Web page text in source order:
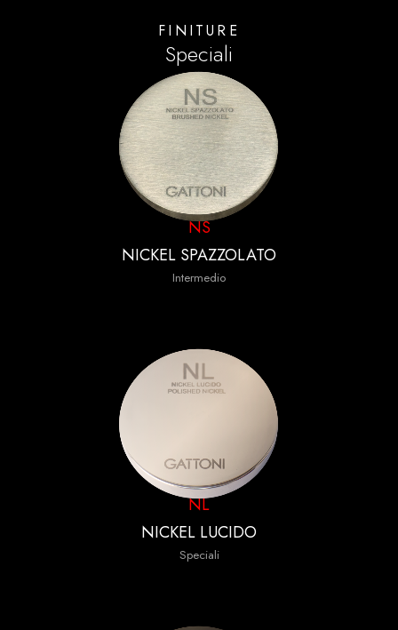
FINITURE
Speciali
NS
NICKEL SPAZZOLATO
Intermedio
NL
NICKEL LUCIDO
Speciali